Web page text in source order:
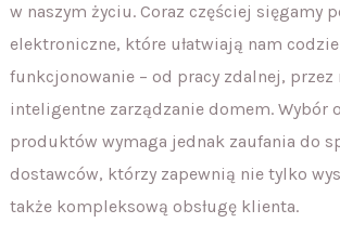
w naszym życiu. Coraz częściej sięgamy
elektroniczne, które ułatwiają nam
funkcjonowanie – od pracy zdalnej, przez
inteligentne zarządzanie domem. Wybór
produktów wymaga jednak zaufania do
dostawców, którzy zapewnią nie tylko
także kompleksową obsługę klienta.